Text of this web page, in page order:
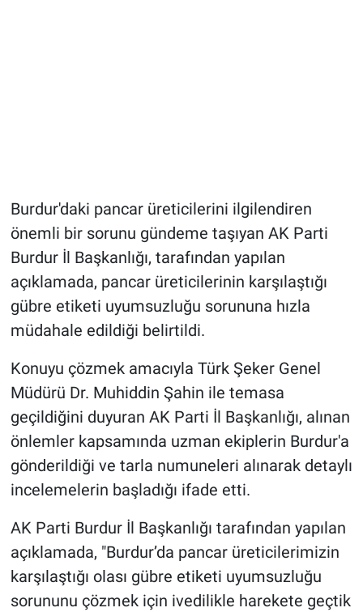
Burdur'daki pancar üreticilerini ilgilendiren
önemli bir sorunu gündeme taşıyan AK Parti
Burdur İl Başkanlığı, tarafından yapılan
açıklamada, pancar üreticilerinin karşılaştığı
gübre etiketi uyumsuzluğu sorununa hızla
müdahale edildiği belirtildi.
Konuyu çözmek amacıyla Türk Şeker Genel
Müdürü Dr. Muhiddin Şahin ile temasa
geçildiğini duyuran AK Parti İl Başkanlığı, alınan
önlemler kapsamında uzman ekiplerin Burdur'a
gönderildiği ve tarla numuneleri alınarak detaylı
incelemelerin başladığı ifade etti.
AK Parti Burdur İl Başkanlığı tarafından yapılan
açıklamada, "Burdur’da pancar üreticilerimizin
karşılaştığı olası gübre etiketi uyumsuzluğu
sorununu çözmek için ivedilikle harekete geçtik